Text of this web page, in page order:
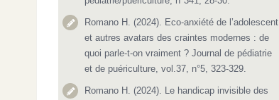
Romano H. (2024). Eco-anxiété de l’adolescent
et autres avatars des craintes modernes : de
quoi parle-t-on vraiment ? Journal de pédiatrie
et de puériculture, vol.37, n°5, 323-329.
Romano H. (2024). Le handicap invisible des